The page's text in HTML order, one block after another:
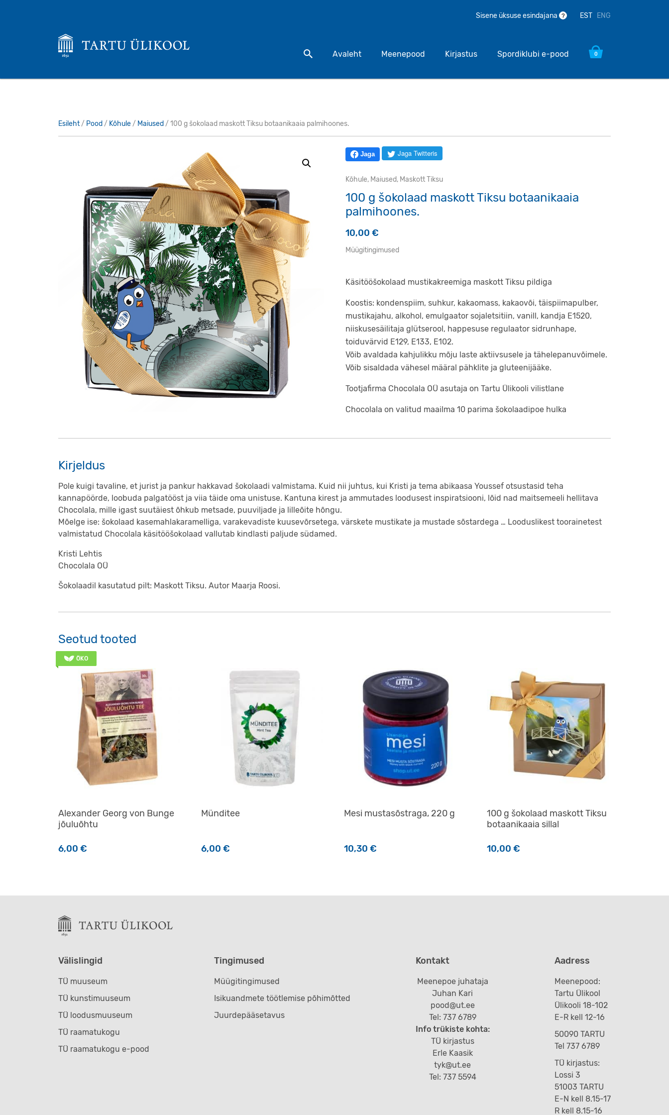
Sisene üksuse esindajana ? EST ENG
Otsi toodetAvaleht Meenepood Kirjastus Spordiklubi e-pood 0
Esileht/ Pood / Kõhule/ Maiused / 100 g šokolaad maskott Tiksu botaanikaaia palmihoones.
Jaga Jaga Twitteris
Kõhule, Maiused, Maskott Tiksu
100 g šokolaad maskott Tiksu botaanikaaia
palmihoones.
10,00€
Müügitingimused
Käsitööšokolaad mustikakreemiga maskott Tiksu pildiga
Koostis: kondenspiim, suhkur, kakaomass, kakaovõi, täispiimapulber,
mustikajahu, alkohol, emulgaator sojaletsitiin, vanill, kandja E1520,
niiskusesäilitaja glütserool, happesuse regulaator sidrunhape,
toiduvärvid E129, E133, E102.
Võib avaldada kahjulikku mõju laste aktiivsusele ja tähelepanuvõimele.
Võib sisaldada vähesel määral pähklite ja gluteenijääke.
Tootjafirma Chocolala OÜ asutaja on Tartu Ülikooli vilistlane
Chocolala on valitud maailma 10 parima šokolaadipoe hulka
Kirjeldus
Pole kuigi tavaline, et jurist ja pankur hakkavad šokolaadi valmistama. Kuid nii juhtus, kui Kristi ja tema abikaasa Youssef otsustasid teha
kannapöörde, loobuda palgatööst ja viia täide oma unistuse. Kantuna kirest ja ammutades loodusest inspiratsiooni, lõid nad maitsemeeli hellitava
Chocolala, mille igast suutäiest õhkub metsade, puuviljade ja lilleõite hõngu.
Mõelge ise: šokolaad kasemahlakaramelliga, varakevadiste kuusevõrsetega, värskete mustikate ja mustade sõstardega … Looduslikest toorainetest
valmistatud Chocolala käsitööšokolaad vallutab kindlasti paljude südamed.
Kristi Lehtis
Chocolala OÜ
Šokolaadil kasutatud pilt: Maskott Tiksu. Autor Maarja Roosi.
Seotud tooted
ÖKO
Alexander Georg von Bunge
jõuluõhtu
6,00 €
Münditee
6,00 €
Mesi mustasõstraga, 220 g
10,30 €
100 g šokolaad maskott Tiksu
botaanikaaia sillal
10,00 €
Välislingid
TÜ muuseum
TÜ kunstimuuseum
TÜ loodusmuuseum
TÜ raamatukogu
TÜ raamatukogu e-pood
Tingimused
Müügitingimused
Isikuandmete töötlemise põhimõtted
Juurdepääsetavus
Kontakt
Meenepoe juhataja
Juhan Kari
pood@ut.ee
Tel: 737 6789
Info trükiste kohta:
TÜ kirjastus
Erle Kaasik
tyk@ut.ee
Tel: 737 5594
Aadress
Meenepood:
Tartu Ülikool
Ülikooli 18-102
E-R kell 12-16
50090 TARTU
Tel 737 6789
TÜ kirjastus:
Lossi 3
51003 TARTU
E-N kell 8.15-17
R kell 8.15-16